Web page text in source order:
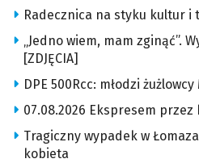
Radecznica na styku kultur i
„Jedno wiem, mam zginąć”.
[ZDJĘCIA]
DPE 500Rcc: młodzi
07.08.2026 Ekspresem
Tragiczny wypadek w
kobieta